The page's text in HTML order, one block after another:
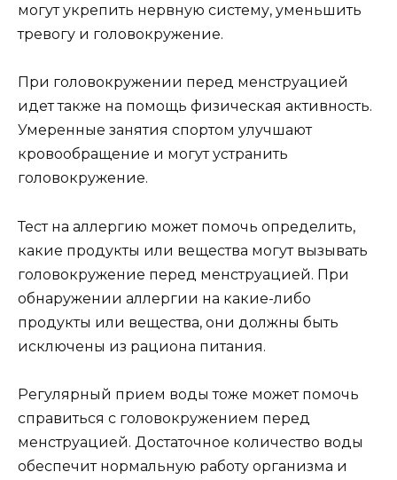
могут укрепить нервную систему, уменьшить
тревогу и головокружение.
При головокружении перед менструацией
идет также на помощь физическая активность.
Умеренные занятия спортом улучшают
кровообращение и могут устранить
головокружение.
Тест на аллергию может помочь определить,
какие продукты или вещества могут вызывать
головокружение перед менструацией. При
обнаружении аллергии на какие-либо
продукты или вещества, они должны быть
исключены из рациона питания.
Регулярный прием воды тоже может помочь
справиться с головокружением перед
менструацией. Достаточное количество воды
обеспечит нормальную работу организма и